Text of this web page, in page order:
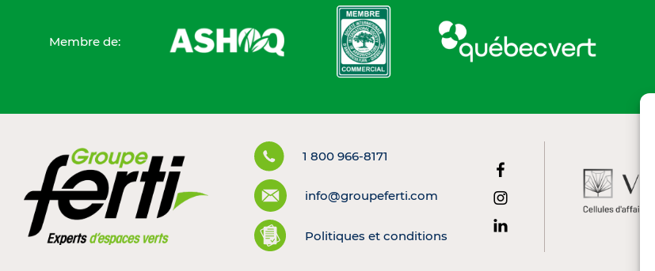
Membre de:
1 800 966-8171
info@groupeferti.com
Politiques et conditions